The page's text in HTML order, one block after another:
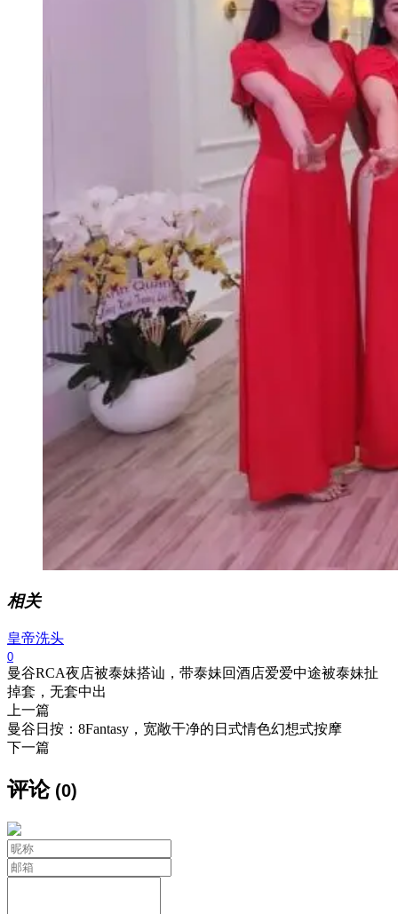
相关
皇帝洗头
0
曼谷RCA夜店被泰妹搭讪，带泰妹回酒店爱爱中途被泰妹扯
掉套，无套中出
上一篇
曼谷日按：8Fantasy，宽敞干净的日式情色幻想式按摩
下一篇
评论(0)